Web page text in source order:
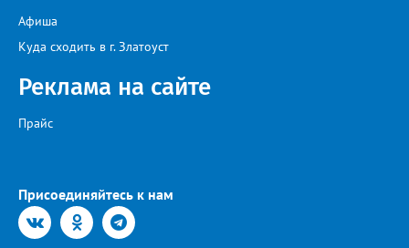
Афиша
Куда сходить в г. Златоуст
Реклама на сайте
Прайс
Присоединяйтесь к нам